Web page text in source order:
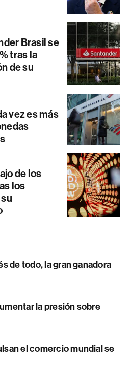
Brasil se
tras la
de su
vez es más
de los
los
de todo, la gran ganadora
la presión sobre
el comercio mundial se